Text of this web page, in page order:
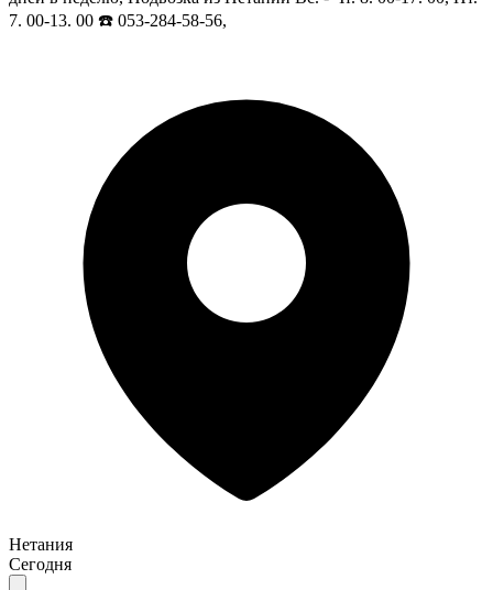
7. 00-13. 00 ☎️ 053-284-58-56,
Нетания
Сегодня